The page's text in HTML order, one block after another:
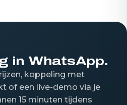
in WhatsApp.
koppeling met
of een live-demo via je
15 minuten tijdens